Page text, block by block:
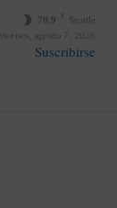
70.9 F
Seattle
viernes, agosto 7, 2026
Suscribirse